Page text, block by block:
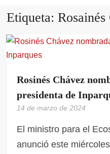
Etiqueta:Rosainés
Rosinés Chávez
presidenta de
14 de marzo de 2024
El ministro para el
anunció este